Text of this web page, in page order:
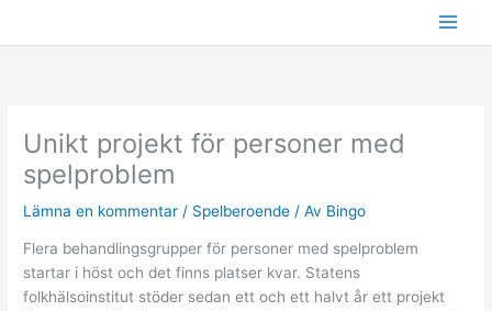
Unikt projekt för personer med
spelproblem
Lämna en kommentar / Spelberoende / Av Bingo
Flera behandlingsgrupper för personer med spelproblem
startar i höst och det finns platser kvar. Statens
folkhälsoinstitut stöder sedan ett och ett halvt år ett projekt